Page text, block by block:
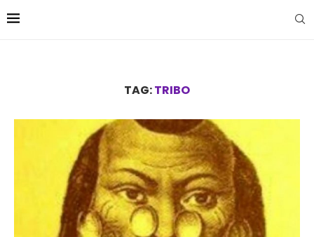
TAG:TRIBO